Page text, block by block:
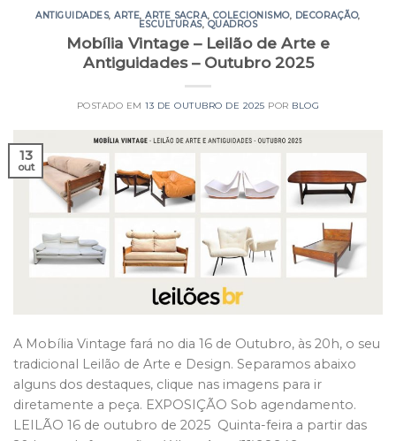
ANTIGUIDADES,ARTE,ARTE SACRA, COLECIONISMO, DECORAÇÃO,
ESCULTURAS, QUADROS
Mobília Vintage – Leilão de Arte e
Antiguidades – Outubro 2025
POSTADO EM13 DE OUTUBRO DE 2025 POR BLOG
13
out
A Mobília Vintage fará no dia 16 de Outubro, às 20h, o seu
tradicional Leilão de Arte e Design. Separamos abaixo
alguns dos destaques, clique nas imagens para ir
diretamente a peça. EXPOSIÇÃO Sob agendamento.
LEILÃO 16 de outubro de 2025 Quinta-feira a partir das